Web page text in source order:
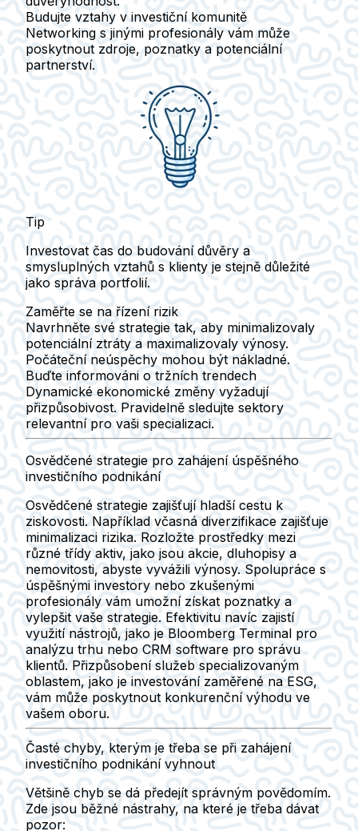
Budujte vztahy v investiční komunitě
Networking s jinými profesionály vám může
poskytnout zdroje, poznatky a potenciální
partnerství.
Tip
Investovat čas do budování důvěry a
smysluplných vztahů s klienty je stejně důležité
jako správa portfolií.
Zaměřte se na řízení rizik
Navrhněte své strategie tak, aby minimalizovaly
potenciální ztráty a maximalizovaly výnosy.
Počáteční neúspěchy mohou být nákladné.
Buďte informováni o tržních trendech
Dynamické ekonomické změny vyžadují
přizpůsobivost. Pravidelně sledujte sektory
relevantní pro vaši specializaci.
Osvědčené strategie pro zahájení úspěšného
investičního podnikání
Osvědčené strategie zajišťují hladší cestu k
ziskovosti. Například včasná diverzifikace zajišťuje
minimalizaci rizika. Rozložte prostředky mezi
různé třídy aktiv, jako jsou akcie, dluhopisy a
nemovitosti, abyste vyvážili výnosy. Spolupráce s
úspěšnými investory nebo zkušenými
profesionály vám umožní získat poznatky a
vylepšit vaše strategie. Efektivitu navíc zajistí
využití nástrojů, jako je Bloomberg Terminal pro
analýzu trhu nebo CRM software pro správu
klientů. Přizpůsobení služeb specializovaným
oblastem, jako je investování zaměřené na ESG,
vám může poskytnout konkurenční výhodu ve
vašem oboru.
Časté chyby, kterým je třeba se při zahájení
investičního podnikání vyhnout
Většině chyb se dá předejít správným povědomím.
Zde jsou běžné nástrahy, na které je třeba dávat
pozor: